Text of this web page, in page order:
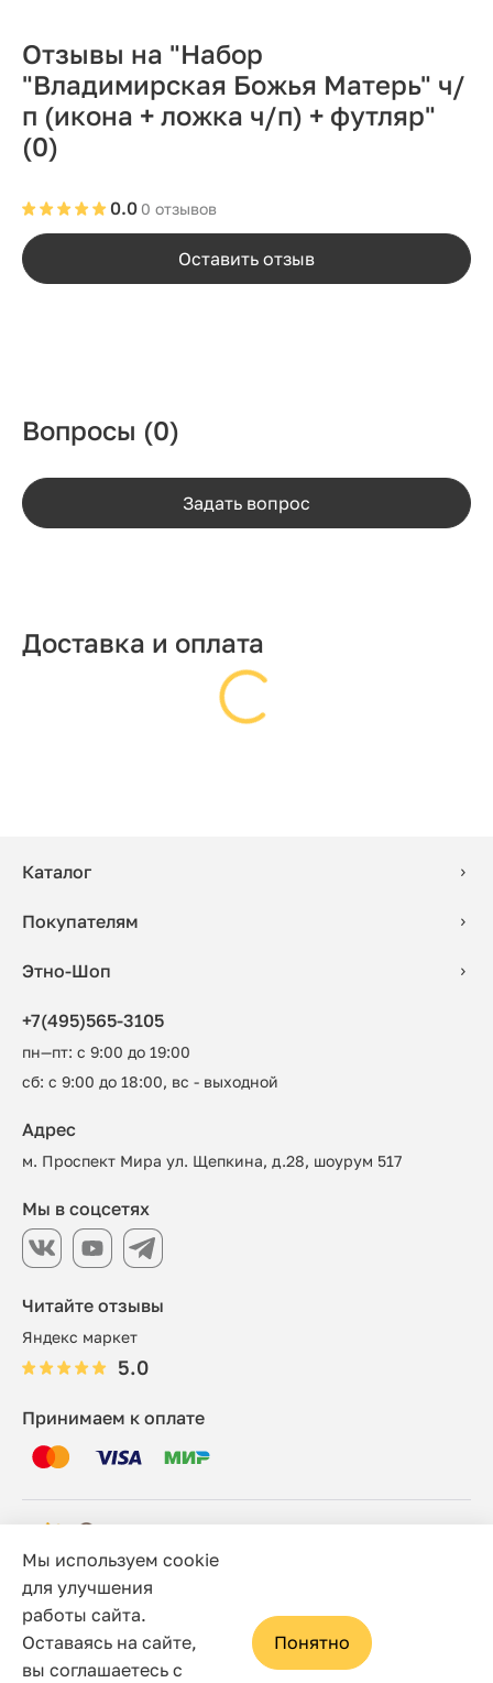
Отзывы на "Набор
"Владимирская Божья Матерь" ч/
п (икона + ложка ч/п) + футляр"
(0)
0 отзывов
0.0
Оставить отзыв
Вопросы (0)
Задать вопрос
Доставка и оплата
Каталог
Покупателям
Этно-Шоп
+7(495)565-3105
пн—пт: с 9:00 до 19:00
сб: с 9:00 до 18:00, вс - выходной
Читайте отзывы
Яндекс маркет
5.0
Адрес
м. Проспект Мира ул. Щепкина, д.28, шоурум 517
Принимаем к оплате
Мы в соцсетях
© 2006 - 2026 Этно-шоп, Интернет-магазин
Политика конфиденциальности
Сайт носит исключительно информационный характер, и
ни при каких условиях не является публичной офертой,
Мы используем cookie
для улучшения
работы сайта.
Оставаясь на сайте,
вы соглашаетесь с
Понятно